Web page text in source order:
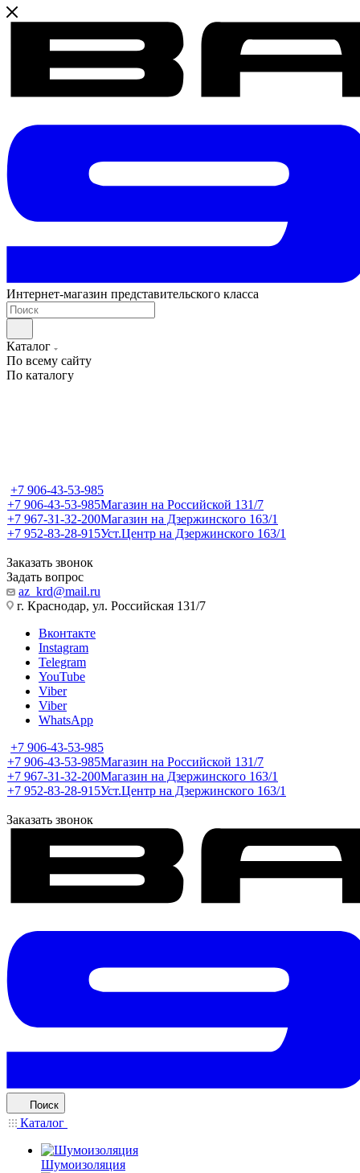
Интернет-магазин представительского класса
Каталог
По всему сайту
По каталогу
+7 906-43-53-985
+7 906-43-53-985Магазин на Российской 131/7
+7 967-31-32-200Магазин на Дзержинского 163/1
+7 952-83-28-915Уст.Центр на Дзержинского 163/1
Заказать звонок
Задать вопрос
az_krd@mail.ru
г. Краснодар, ул. Российская 131/7
Вконтакте
Instagram
Telegram
YouTube
Viber
Viber
WhatsApp
+7 906-43-53-985
+7 906-43-53-985Магазин на Российской 131/7
+7 967-31-32-200Магазин на Дзержинского 163/1
+7 952-83-28-915Уст.Центр на Дзержинского 163/1
Заказать звонок
Поиск
Каталог
Шумоизоляция